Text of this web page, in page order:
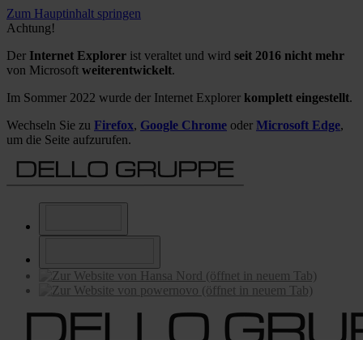
Zum Hauptinhalt springen
Achtung!
Der Internet Explorer ist veraltet und wird seit 2016 nicht mehr
von Microsoft weiterentwickelt.
Im Sommer 2022 wurde der Internet Explorer komplett eingestellt.
Wechseln Sie zu Firefox, Google Chrome oder Microsoft Edge,
um die Seite aufzurufen.